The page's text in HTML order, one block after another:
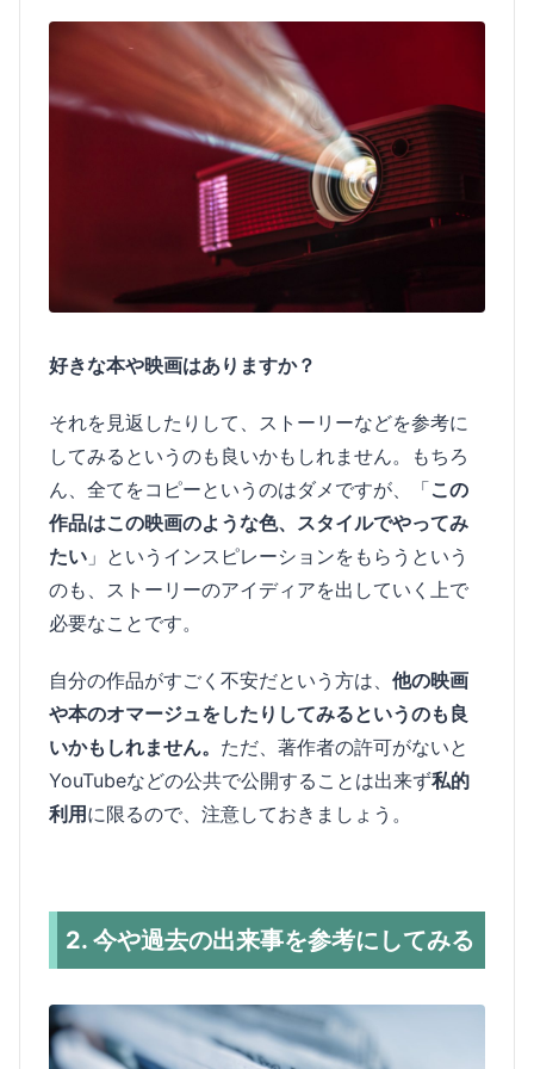
好きな本や映画はありますか？
それを見返したりして、ストーリーなどを参考に
してみるというのも良いかもしれません。もちろ
ん、全てをコピーというのはダメですが、「この
作品はこの映画のような色、スタイルでやってみ
たい 」というインスピレーションをもらうという
のも、ストーリーのアイディアを出していく上で
必要なことです。
自分の作品がすごく不安だという方は、 他の映画
や本のオマージュをしたりしてみるというのも良
いかもしれません。 ただ、著作者の許可がないと
YouTubeなどの公共で公開することは出来ず私的
利用に限るので、注意しておきましょう。
2. 今や過去の出来事を参考にしてみる